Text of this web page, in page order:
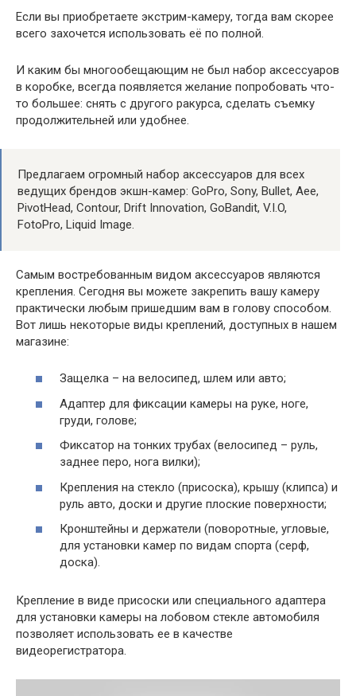
Если вы приобретаете экстрим-камеру, тогда вам скорее
всего захочется использовать её по полной.
И каким бы многообещающим не был набор аксессуаров
в коробке, всегда появляется желание попробовать что-
то большее: снять с другого ракурса, сделать съемку
продолжительней или удобнее.
Предлагаем огромный набор аксессуаров для всех
ведущих брендов экшн-камер: GoPro, Sony, Bullet, Aee,
PivotHead, Contour, Drift Innovation, GoBandit, V.I.O,
FotoPro, Liquid Image.
Самым востребованным видом аксессуаров являются
крепления. Сегодня вы можете закрепить вашу камеру
практически любым пришедшим вам в голову способом.
Вот лишь некоторые виды креплений, доступных в нашем
магазине:
Защелка – на велосипед, шлем или авто;
Адаптер для фиксации камеры на руке, ноге,
груди, голове;
Фиксатор на тонких трубах (велосипед – руль,
заднее перо, нога вилки);
Крепления на стекло (присоска), крышу (клипса) и
руль авто, доски и другие плоские поверхности;
Кронштейны и держатели (поворотные, угловые,
для установки камер по видам спорта (серф,
доска).
Крепление в виде присоски или специального адаптера
для установки камеры на лобовом стекле автомобиля
позволяет использовать ее в качестве
видеорегистратора.